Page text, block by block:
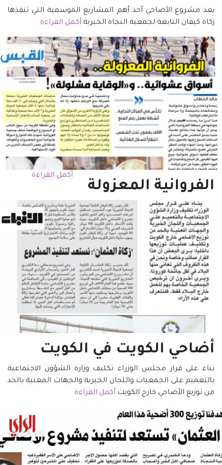
يعد مشروع الأضاحي أحد أهم المشاريع الموسمية التي تنفذها
زكاة كيفان التابعة لجمعية النجاة الخيرية أكمل القراءة
الفروانية المعزولة
أكمل القراءة
أضاحي الكويت في الكويت
بناء على قرار مجلس الوزراء تكليف وزارة الشؤون الاجتماعية
بالتعميم على الجمعيات واللجان الخيرية والجهات المعنية بالحد
من توزيع الأضاحي خارج الكويت أكمل القراءة